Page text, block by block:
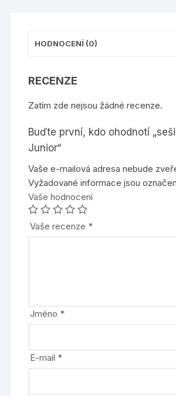
HODNOCENÍ (0)
RECENZE
Zatím zde nejsou žádné recenze.
Buďte první, kdo ohodnotí
Junior“
Vaše e-mailová adresa nebude
Vyžadované informace jsou
Vaše hodnocení
Vaše recenze *
Jméno *
E-mail *